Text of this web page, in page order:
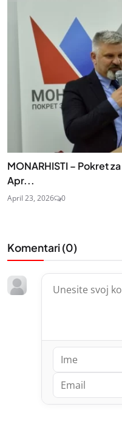
MONARHISTI – Pokret
Apr...
April 23, 2026 0
Komentari (0)